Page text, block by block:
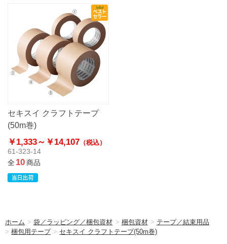
セキスイ クラフトテープ
(50m巻)
￥1,333～ ￥14,107 （税込）
61-323-14
全10商品
ホーム >袋／ラッピング／梱包資材 > 梱包資材 > テープ／結束用品
> 梱包用テープ > セキスイ クラフトテープ(50m巻)